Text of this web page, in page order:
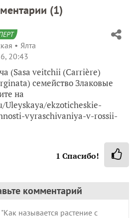
(1)
Ялта
20:43
(Sasa veitchii (Carrière)
семейство Злаковые
на
Uleyskaya/ekzoticheskie-
vyraschivaniya-v-rossii-
1 Спасибо!
комментарий